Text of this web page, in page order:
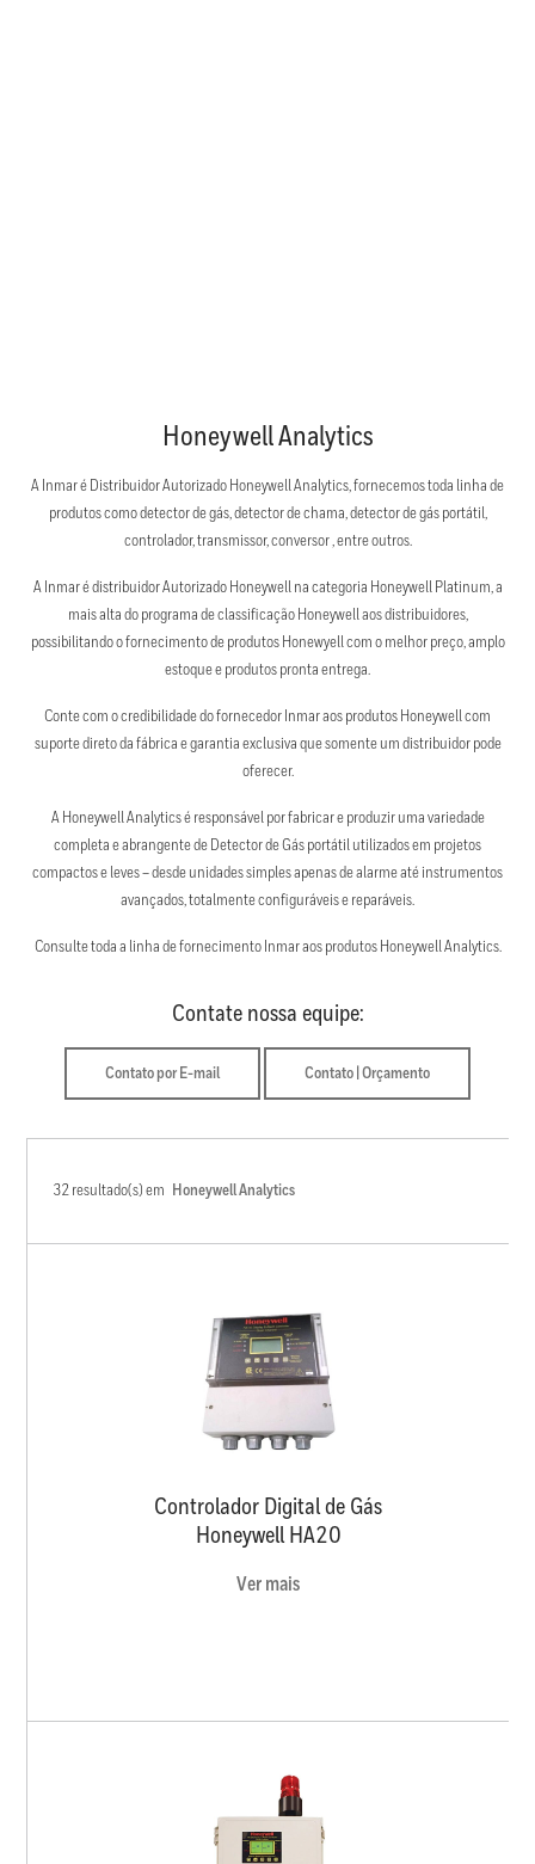
Honeywell Analytics
A Inmar é Distribuidor Autorizado Honeywell Analytics, fornecemos toda linha de
produtos como detector de gás, detector de chama, detector de gás portátil,
controlador, transmissor, conversor , entre outros.
A Inmar é distribuidor Autorizado Honeywell na categoria Honeywell Platinum, a
mais alta do programa de classificação Honeywell aos distribuidores,
possibilitando o fornecimento de produtos Honewyell com o melhor preço, amplo
estoque e produtos pronta entrega.
Conte com o credibilidade do fornecedor Inmar aos produtos Honeywell com
suporte direto da fábrica e garantia exclusiva que somente um distribuidor pode
oferecer.
A Honeywell Analytics é responsável por fabricar e produzir uma variedade
completa e abrangente de Detector de Gás portátil utilizados em projetos
compactos e leves – desde unidades simples apenas de alarme até instrumentos
avançados, totalmente configuráveis e reparáveis.
Consulte toda a linha de fornecimento Inmar aos produtos Honeywell Analytics.
Contate nossa equipe:
Contato por E-mail Contato | Orçamento
32 resultado(s) em Honeywell Analytics
Controlador Digital de Gás
Honeywell HA20
Ver mais